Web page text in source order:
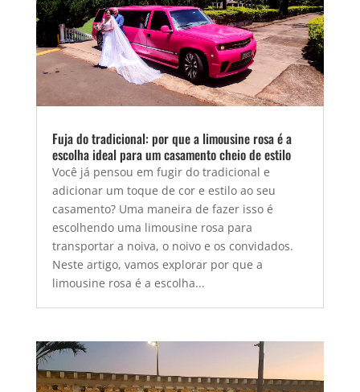
Fuja do tradicional: por que a limousine rosa é a
escolha ideal para um casamento cheio de estilo
Você já pensou em fugir do tradicional e
adicionar um toque de cor e estilo ao seu
casamento? Uma maneira de fazer isso é
escolhendo uma limousine rosa para
transportar a noiva, o noivo e os convidados.
Neste artigo, vamos explorar por que a
limousine rosa é a escolha...